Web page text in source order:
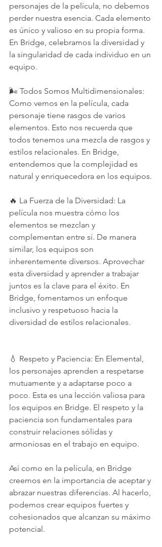
personajes de la película, no debemos
perder nuestra esencia. Cada elemento
es único y valioso en su propia forma.
En Bridge, celebramos la diversidad y
la singularidad de cada individuo en un
equipo.
🌬 Todos Somos Multidimensionales:
Como vemos en la película, cada
personaje tiene rasgos de varios
elementos. Esto nos recuerda que
todos tenemos una mezcla de rasgos y
estilos relacionales. En Bridge,
entendemos que la complejidad es
natural y enriquecedora en los equipos.
🔥 La Fuerza de la Diversidad: La
película nos muestra cómo los
elementos se mezclan y
complementan entre sí. De manera
similar, los equipos son
inherentemente diversos. Aprovechar
esta diversidad y aprender a trabajar
juntos es la clave para el éxito. En
Bridge, fomentamos un enfoque
inclusivo y respetuoso hacia la
diversidad de estilos relacionales.
💧 Respeto y Paciencia: En Elemental,
los personajes aprenden a respetarse
mutuamente y a adaptarse poco a
poco. Esta es una lección valiosa para
los equipos en Bridge. El respeto y la
paciencia son fundamentales para
construir relaciones sólidas y
armoniosas en el trabajo en equipo.
Así como en la película, en Bridge
creemos en la importancia de aceptar y
abrazar nuestras diferencias. Al hacerlo,
podemos crear equipos fuertes y
cohesionados que alcanzan su máximo
potencial.